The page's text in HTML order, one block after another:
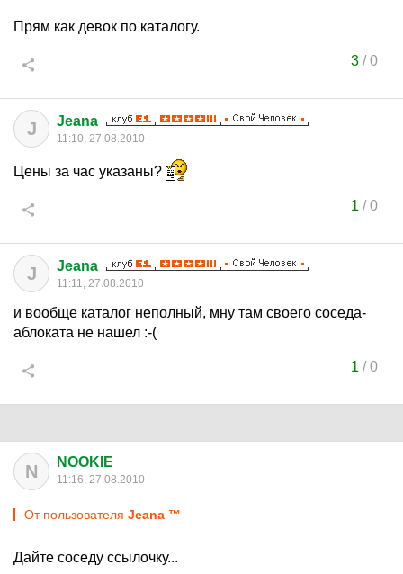
Прям как девок по каталогу.
3/0
J Jeana
11:10, 27.08.2010
Цены за час указаны?
1 /0
J Jeana
11:11, 27.08.2010
и вообще каталог неполный, мну там своего соседа-
аблоката не нашел :-(
1 /0
N NOOKIE
11:16, 27.08.2010
От пользователя Jeana ™
Дайте соседу ссылочку...